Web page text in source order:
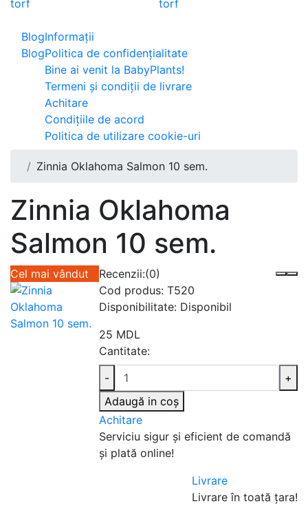
torf
Blog
Blog
Informaţii
Politica de confidențialitate
Bine ai venit la BabyPlants!
Termeni și condiții de livrare
Achitare
Condițiile de acord
Politica de utilizare cookie-uri
Zinnia Oklahoma Salmon 10 sem.
Zinnia Oklahoma
Salmon 10 sem.
Cel mai vândut Recenzii:(0)
Cod produs: T520
Disponibilitate: Disponibil
25 MDL
Cantitate:
-
+
Adaugă in coş
Achitare
Serviciu sigur şi eficient de comandă
şi plată online!
Livrare
Livrare în toată țara!